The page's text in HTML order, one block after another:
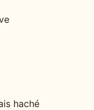
haché